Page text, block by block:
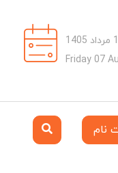
Friday 07
نام